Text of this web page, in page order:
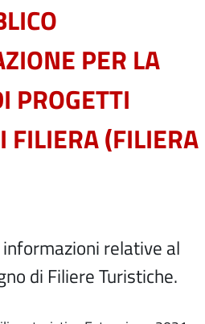
PER LA
PROGETTI
FILIERA (FILIERA
relative al
di Filiere Turistiche.